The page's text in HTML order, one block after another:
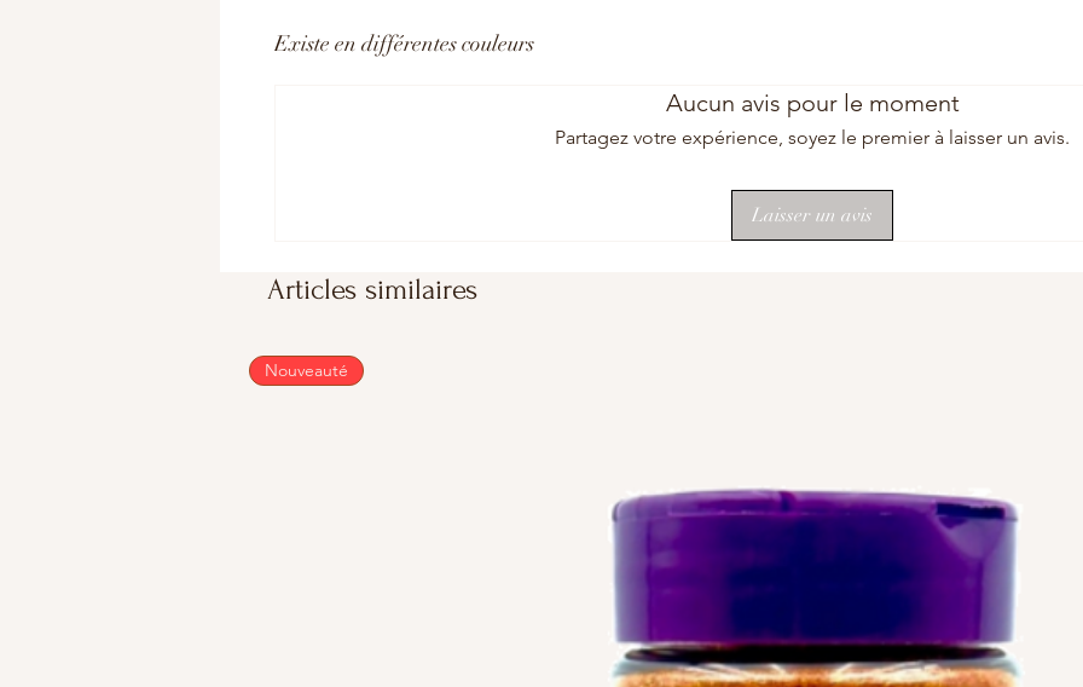
Existe en différentes couleurs
Aucun avis pour le moment
Partagez votre expérience, soyez le premier à laisser un avis.
Laisser un avis
Articles similaires
Nouveauté